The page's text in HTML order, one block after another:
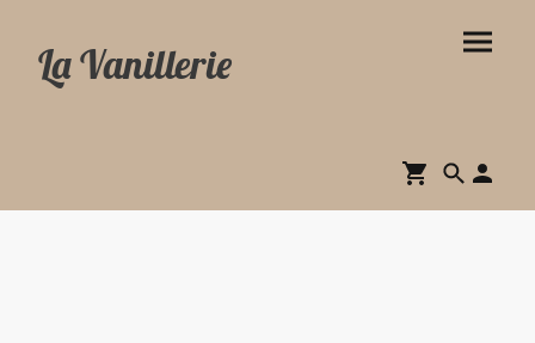
La Vanillerie